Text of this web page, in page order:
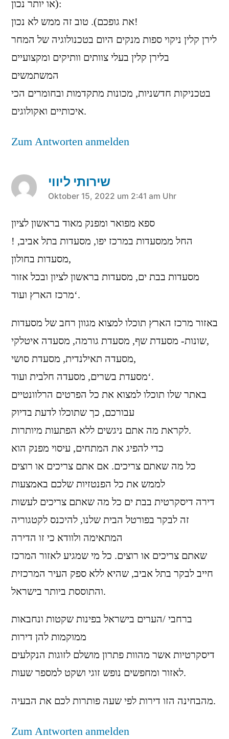
(או יותר נכון:
את גופכם). טוב זה ממש לא נכון!
לירן קלין ניקוי ספות מנקים היום בטכנולוגיה של המחר
בלירן קלין בעלי צוותים וותיקים ומקצועיים
המשתמשים
בטכניקות חדשניות, מכונות מתקדמות ובחומרים הכי
איכותיים ואקולוגים.
Zum Antworten anmelden
שירותי ליווי
sagt:
Oktober 15, 2022 um 2:41 am Uhr
ספא מפואר ומפנק מאוד בראשון לציון
! החל ממסעדות במרכז יפו, מסעדות בתל אביב,
מסעדות בחולון,
מסעדות בבת ים, מסעדות בראשון לציון ובכל אזור
מרכז הארץ ועוד‘.
באזור מרכז הארץ תוכלו למצוא מגוון רחב של מסעדות
שונות- מסעדת שף, מסעדת גורמה, מסעדה איטלקי,
מסעדה תאילנדית, מסעדת סושי,
מסעדת בשרים, מסעדה חלבית ועוד‘.
באתר שלו תוכלו למצוא את כל הפרטים הרלוונטיים
עבורכם, כך שתוכלו לדעת בדיוק
לקראת מה אתם ניגשים ללא הפתעות מיותרות.
כדי להפיג את המתחים, עיסוי מפנק הוא
כל מה שאתם צריכים. אם אתם צריכים או רוצים
לממש את כל הפנטזיות שלכם באמצעות
דירה דיסקרטית בבת ים כל מה שאתם צריכים לעשות
זה לבקר בפורטל הבית שלנו, להיכנס לקטגוריה
המתאימה ולוודא כי זו הדירה
שאתם צריכים או רוצים. כל מי שמגיע לאזור המרכז
חייב לבקר בתל אביב, שהיא ללא ספק העיר המרכזית
והתוססת ביותר בישראל.
ברחבי /הערים בישראל בפינות שקטות ונחבאות
ממוקמות להן דירות
דיסקרטיות אשר מהוות פתרון מושלם לזוגות הנקלעים
לאזור ומחפשים נופש זוגי ושקט למספר שעות.
מהבחינה הזו דירות לפי שעה פותרות לכם את הבעיה.
Zum Antworten anmelden